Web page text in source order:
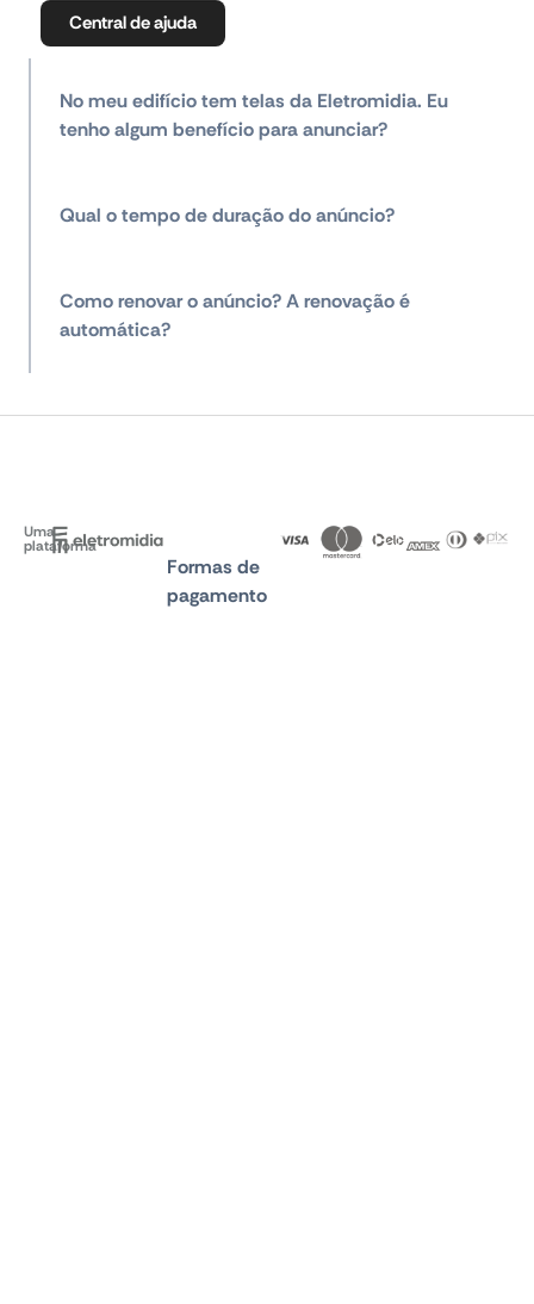
Central de ajuda
No meu edifício tem telas da Eletromidia. Eu
tenho algum benefício para anunciar?
Qual o tempo de duração do anúncio?
Como renovar o anúncio? A renovação é
automática?
Uma
plataforma
Formas de
pagamento